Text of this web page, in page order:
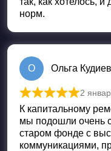
норм.
О Ольга
Оценка 5из 5
2
К капитальному
мы подошли очень
старом фонде с
коммуникациями,